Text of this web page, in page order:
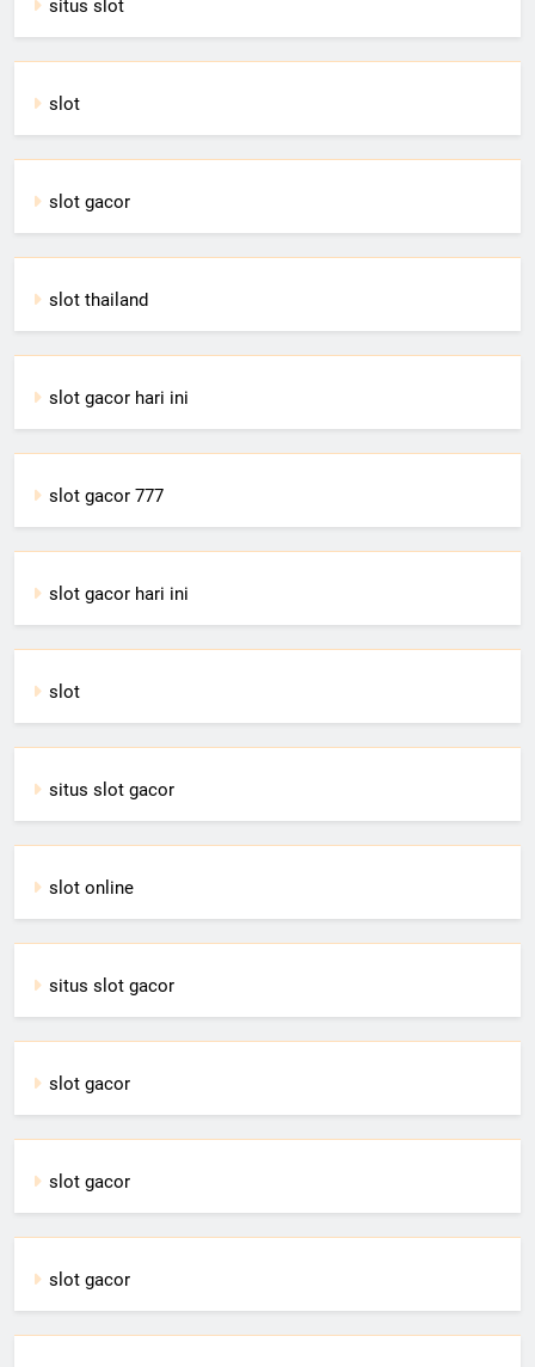
situs slot
slot
slot gacor
slot thailand
slot gacor hari ini
slot gacor 777
slot gacor hari ini
slot
situs slot gacor
slot online
situs slot gacor
slot gacor
slot gacor
slot gacor